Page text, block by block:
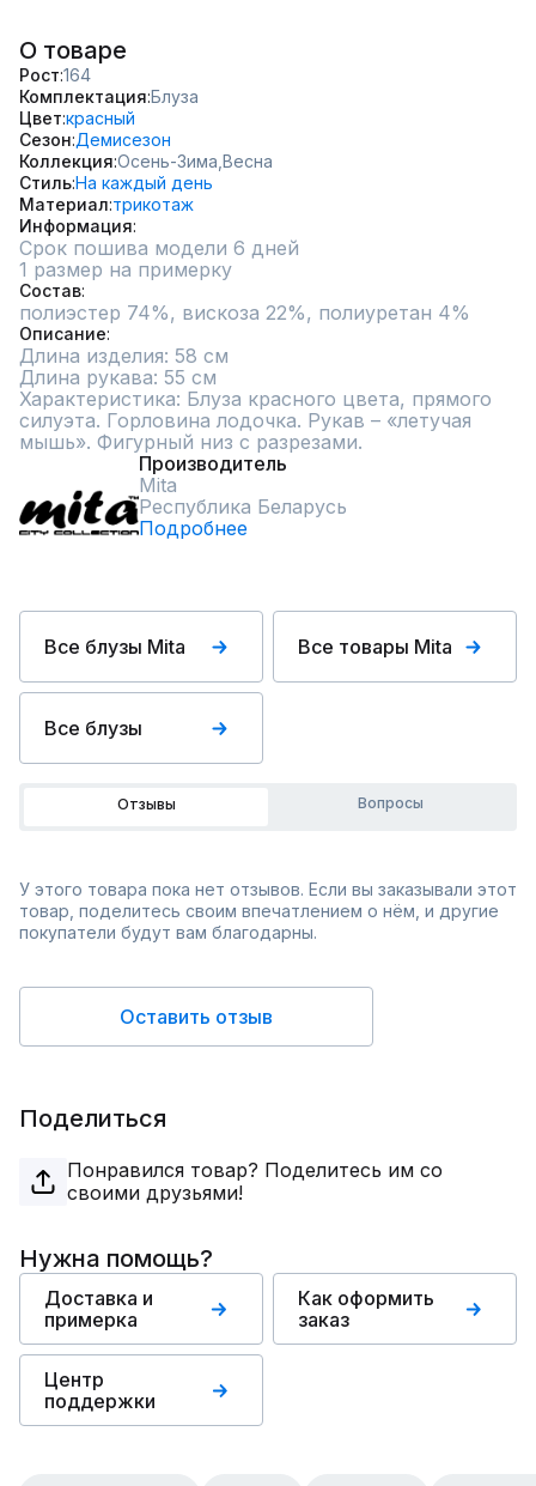
О товаре
Рост 164
Комплектация Блуза
Цвет красный
Сезон Демисезон
Коллекция Осень-Зима, Весна
СтильНа каждый день
Материал трикотаж
Информация
Срок пошива модели 6 дней
1 размер на примерку
Состав
полиэстер 74%, вискоза 22%, полиуретан 4%
Описание
Длина изделия: 58 см
Длина рукава: 55 см
Характеристика: Блуза красного цвета, прямого
силуэта. Горловина лодочка. Рукав – «летучая
мышь». Фигурный низ с разрезами.
Производитель
Mita
Республика Беларусь
Подробнее
Все блузы Mita Все товары Mita
Все блузы
Отзывы Вопросы
У этого товара пока нет отзывов. Если вы заказывали этот
товар, поделитесь своим впечатлением о нём, и другие
покупатели будут вам благодарны.
Оставить отзыв
Поделиться
Понравился товар? Поделитесь им со
своими друзьями!
Нужна помощь?
Доставка и
примерка
Как оформить
заказ
Центр
поддержки